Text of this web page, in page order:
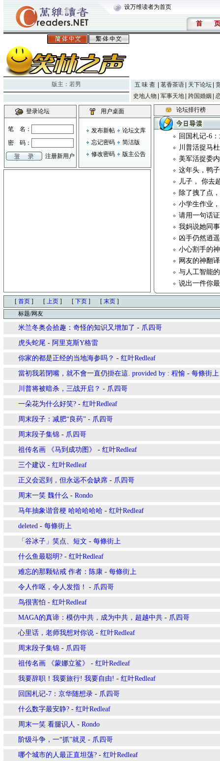
设万维读者为首页
首 页
版主： 若男 五 味 斋 茗香茶语 天下论坛
史地人物
军事天地 跨国婚姻
登录论坛
笔 名：
密 码：
注册新用户
用户桌面
发布新帖
论坛文库
忘记密码
简洁版
修改密码
版主公告
论坛排行榜
回国札记-6
川普活捉马
美军活捉委
这年头，鸭
儿子， 你去
除了拽了点
小学生作业
请用一句话
我妈说她同
凶手仍然逍
小心割手的
网友的神翻
与人工智能
说出一件你
[ 首页 ] [ 上页 ] [ 下页 ] [ 末页 ]
标题/网友
米兰冬奥会拾趣：奇怪的知识又增加了 - 爪四哥
虎头蛇尾 - 阿里克斯Y格雷
你家的都是正经的当地海参吗？ - 红叶Redleaf
當初我若閉嘴，就不會一直仍掛在這. provided by : 程愉 - 每條街上
川普将被暗杀，三战开启？ - 爪四哥
一朵花为什么好笑? - 红叶Redleaf
周末段子：减肥“良药” - 爪四哥
周末段子集锦 - 爪四哥
祖传名画 《马到成功图》 - 红叶Redleaf
三个建议 - 红叶Redleaf
正义会迟到，但永远不会缺席 - 爪四哥
周末一笑 魏什么 - Rondo
马年抽象谐音梗 哈哈哈哈哈 - 红叶Redleaf
deleted - 每條街上
「谷冰子」笑点、短文 - 每條街上
什么鱼最聪明? - 红叶Redleaf
难忘的那颗钻戒 作者：陈康 - 每條街上
令人作呕，令人发指！ - 爪四哥
鸟很害怕 - 红叶Redleaf
MAGA的真谛：模仿中共，成为中共，超越中共 - 爪四哥
心里话，老师我想对你说 - 红叶Redleaf
周末段子集锦 - 爪四哥
祖传名画 《蒙娜立鲨》 - 红叶Redleaf
我要辞职！我要旅行! 我要自由! - 红叶Redleaf
回国札记-7：京华随想录 - 爪四哥
什么数字最安静? - 红叶Redleaf
周末一笑 看腿识人 - Rondo
阶级斗争，一“抓”就灵 - 爪四哥
哪个城市的人最正直坦荡? - 红叶Redleaf